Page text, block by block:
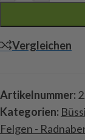
Vergleichen
Artikelnummer:
Kategorien:
Felgen -